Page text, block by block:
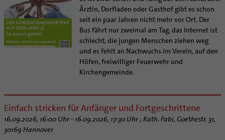
Ärztin, Dorfladen oder Gasthof gibt es schon
seit ein paar Jahren nicht mehr vor Ort. Der
Bus fährt nur zweimal am Tag, das Internet ist
schlecht, die jungen Menschen ziehen weg
und es fehlt an Nachwuchs im Verein, auf den
Höfen, freiwilliger Feuerwehr und
Kirchengemeinde.
Einfach stricken für Anfänger und Fortgeschrittene
16.09.2026, 16:00 Uhr - 16.09.2026, 17:30 Uhr ; Kath. Fabi, Goethestr. 31,
30169 Hannover